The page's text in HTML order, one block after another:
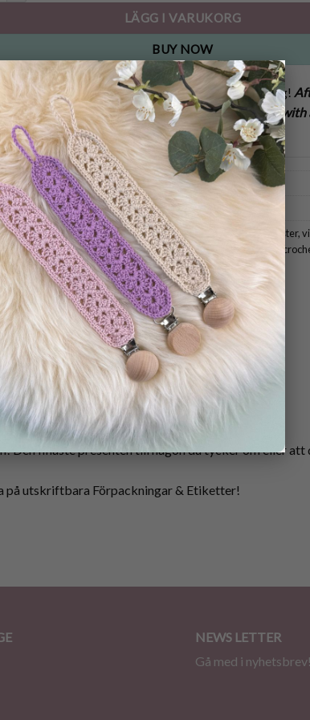
×
LÄGG I VARUKORG
BUY NOW
på supersöta Hjärt-Underlägg till Alla Hjärtans dag!
download your new pattern! You get an email
Valentine's Day,Alla mönster,Till Hemmet
alla hjärtans dag present,crochet coasters crochet glass coaster,
heart,crochet for valentines,virkat underlägg hjärta heart
(0)
finaste presenten till någon du tycker om eller att
på utskriftbara Förpackningar & Etiketter!
NEWS LETTER
Gå med i nyhetsbrev!